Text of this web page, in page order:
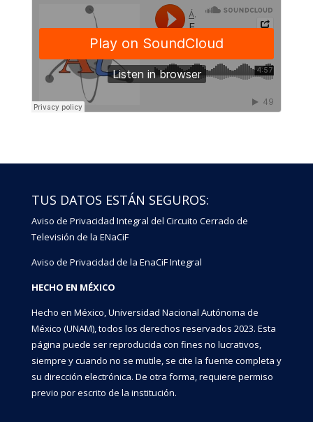
TUS DATOS ESTÁN SEGUROS:
Aviso de Privacidad Integral del Circuito Cerrado de
Televisión de la ENaCiF
Aviso de Privacidad de la EnaCiF Integral
HECHO EN MÉXICO
Hecho en México, Universidad Nacional Autónoma de
México (UNAM), todos los derechos reservados 2023. Esta
página puede ser reproducida con fines no lucrativos,
siempre y cuando no se mutile, se cite la fuente completa y
su dirección electrónica. De otra forma, requiere permiso
previo por escrito de la institución.